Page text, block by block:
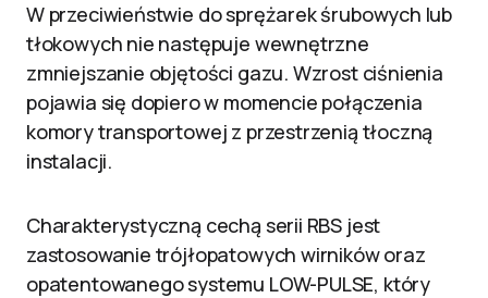
W przeciwieństwie do sprężarek śrubowych lub
tłokowych nie następuje wewnętrzne
zmniejszanie objętości gazu. Wzrost ciśnienia
pojawia się dopiero w momencie połączenia
komory transportowej z przestrzenią tłoczną
instalacji.
Charakterystyczną cechą serii RBS jest
zastosowanie trójłopatowych wirników oraz
opatentowanego systemu LOW-PULSE, który